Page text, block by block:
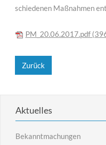
schiedenen Maßnahmen
PM_20.06.2017.pdf
Zurück
Aktuelles
Bekanntmachungen